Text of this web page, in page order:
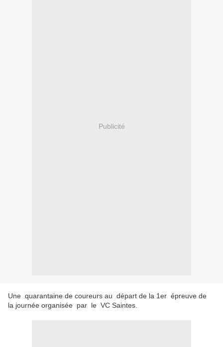
Publicité
Une quarantaine de coureurs au départ de la 1er épreuve de
la journée organisée par le VC Saintes.